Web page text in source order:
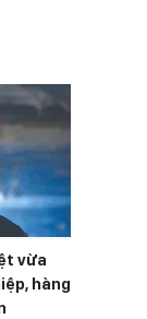
vừa
hàng